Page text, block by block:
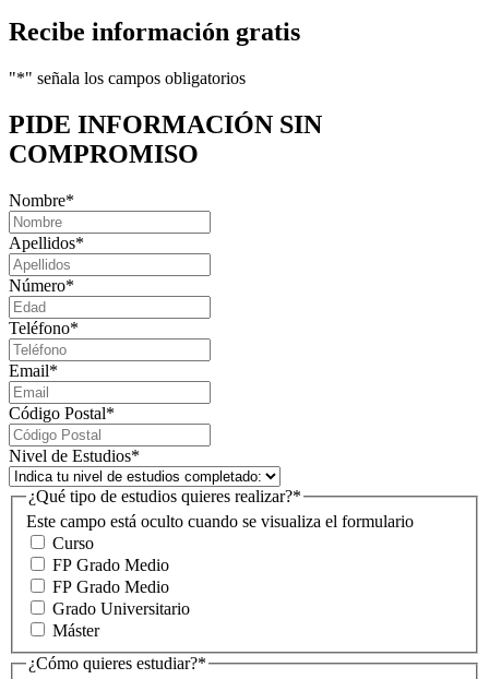
Recibe información gratis
"*" señala los campos obligatorios
PIDE INFORMACIÓN SIN
COMPROMISO
Nombre*
Apellidos*
Número*
Teléfono*
Email*
Código Postal*
Nivel de Estudios*
Este campo está oculto cuando se visualiza el formulario
¿Qué tipo de estudios quieres realizar?*
Curso
FP Grado Medio
FP Grado Medio
Grado Universitario
Máster
¿Cómo quieres estudiar?*